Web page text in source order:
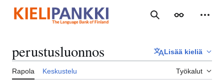
sisältöön
Haku Ulkoasu
perustusluonnos Lisää kieliä
Rapola Keskustelu Työkalut